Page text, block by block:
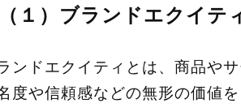
（１）ブランドエクイテ
ンドエクイティとは、商品や
度や信頼感などの無形の価値